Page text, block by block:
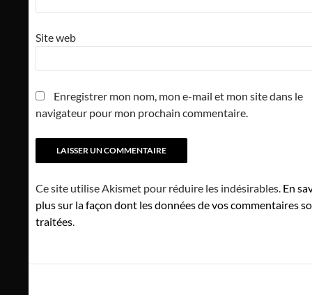
Site web
Enregistrer mon nom, mon e-mail et mon site dans le
navigateur pour mon prochain commentaire.
Ce site utilise Akismet pour réduire les indésirables. En
plus sur la façon dont les données de vos commentaires
traitées.